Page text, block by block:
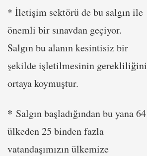
* İletişim sektörü de bu salgın ile
önemli bir sınavdan geçiyor.
Salgın bu alanın kesintisiz bir
şekilde işletilmesinin gerekliliğini
ortaya koymuştur.
* Salgın başladığından bu yana 64
ülkeden 25 binden fazla
vatandaşımızın ülkemize